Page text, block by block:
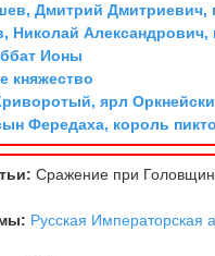
Дмитрий Дмитриевич,
Николай Александрович,
Ионы
княжество
ярл
Фередаха, король
Сражение при
Русская Императорская